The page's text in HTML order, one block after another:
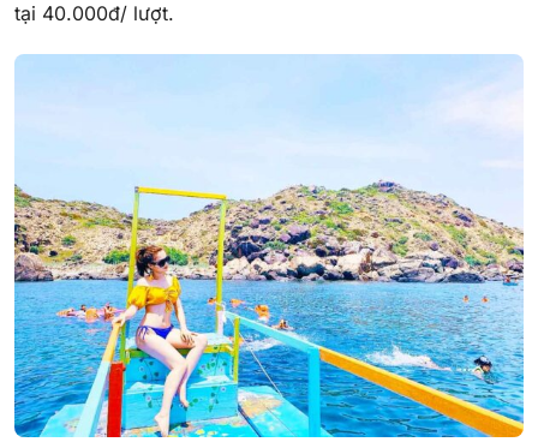
tại 40.000đ/ lượt.